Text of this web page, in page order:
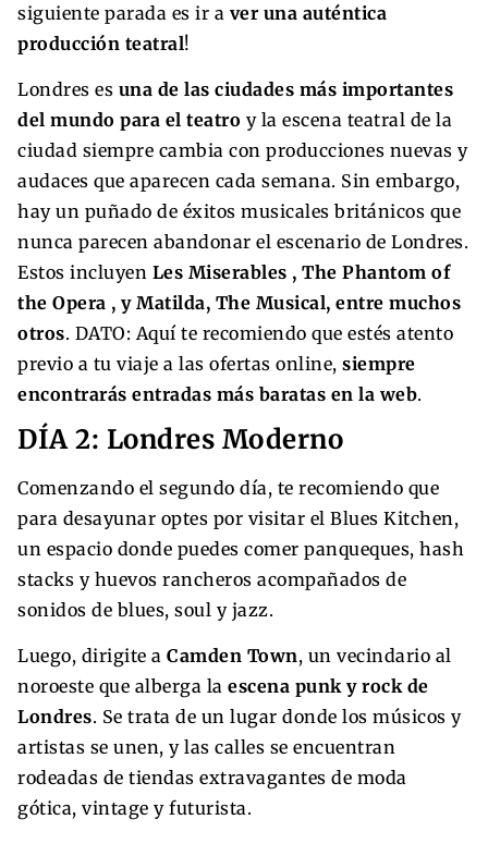
siguiente parada es ir a ver una auténtica
producción teatral!
Londres es una de las ciudades más importantes
del mundo para el teatro y la escena teatral de la
ciudad siempre cambia con producciones nuevas y
audaces que aparecen cada semana. Sin embargo,
hay un puñado de éxitos musicales británicos que
nunca parecen abandonar el escenario de Londres.
Estos incluyen Les Miserables , The Phantom of
the Opera , y Matilda, The Musical, entre muchos
otros. DATO: Aquí te recomiendo que estés atento
previo a tu viaje a las ofertas online, siempre
encontrarás entradas más baratas en la web.
DÍA 2: Londres Moderno
Comenzando el segundo día, te recomiendo que
para desayunar optes por visitar el Blues Kitchen,
un espacio donde puedes comer panqueques, hash
stacks y huevos rancheros acompañados de
sonidos de blues, soul y jazz.
Luego, dirigite a Camden Town, un vecindario al
noroeste que alberga la escena punk y rock de
Londres. Se trata de un lugar donde los músicos y
artistas se unen, y las calles se encuentran
rodeadas de tiendas extravagantes de moda
gótica, vintage y futurista.